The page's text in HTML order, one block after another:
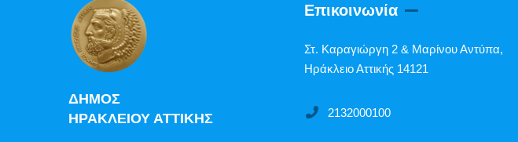
ΔΗΜΟΣ
ΗΡΑΚΛΕΙΟΥ ΑΤΤΙΚΗΣ
Επικοινωνία
Στ. Καραγιώργη 2 & Μαρίνου Αντύπα,
Ηράκλειο Αττικής 14121
2132000100